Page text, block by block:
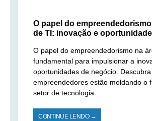
O papel do
de TI: inovação e
O papel do empreendedorismo na
fundamental para impulsionar a
oportunidades de negócio.
empreendedores estão moldando o
setor de tecnologia.
CONTINUE LENDO →